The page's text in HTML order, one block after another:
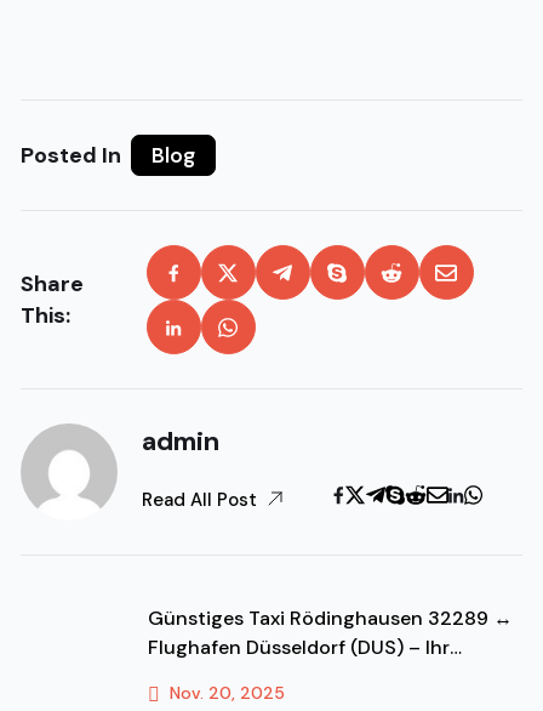
Posted In Blog
Share
This:
admin
Read All Post
Günstiges Taxi Rödinghausen 32289 ↔
Flughafen Düsseldorf (DUS) – Ihr
Nov. 20, 2025